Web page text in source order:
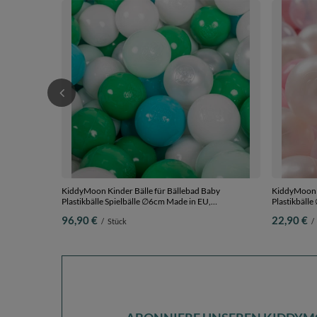
KiddyMoon Kinder Bälle für Bällebad Baby
Plastikbälle Spielbälle ∅6cm Made in EU,
96,90 € / Stück
KiddyMoon
Plastikbälle
22,90 € /